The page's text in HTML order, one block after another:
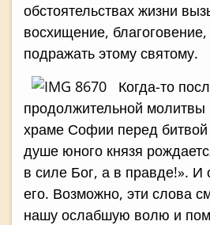
обстоятельствах жизни
восхищение,
подражать этому святому.
Когда-то
продолжительной молитвы
храме Софии перед
душе юного князя
в силе Бог, а в правде!». И
его. Возможно, эти слова
нашу ослабшую волю и